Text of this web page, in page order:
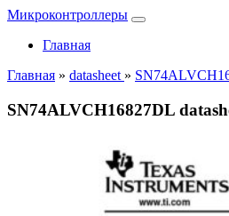
Микроконтроллеры
Главная
Главная » datasheet »
SN74ALVCH16827DL